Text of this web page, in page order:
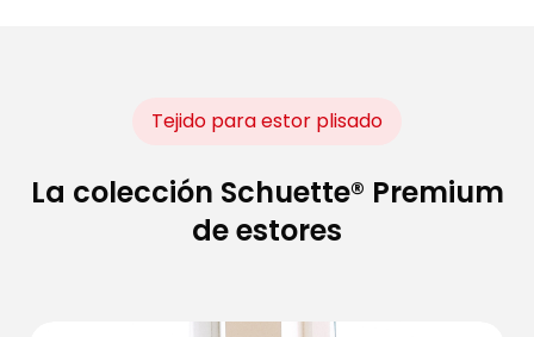
Tejido para estor plisado
La colección Schuette® Premium
de estores